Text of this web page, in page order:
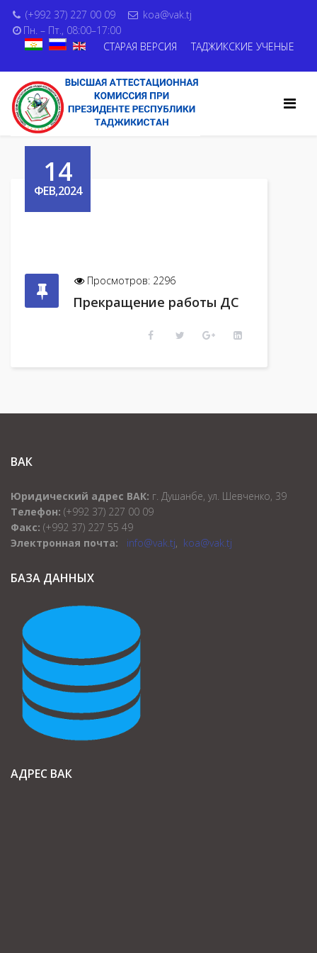
(+992 37) 227 00 09
koa@vak.tj
Пн. – Пт., 08:00–17:00
СТАРАЯ ВЕРСИЯ
ТАДЖИКСКИЕ УЧЕНЫЕ
14
ФЕВ,2024
Просмотров: 2296
Прекращение работы ДС
ВАК
Юридический адрес ВАК: г. Душанбе, ул. Шевченко, 39
Телефон: (+992 37) 227 00 09
Факс: (+992 37) 227 55 49
Электронная почта:
info@vak.tj, koa@vak.tj
БАЗА ДАННЫХ
АДРЕС ВАК